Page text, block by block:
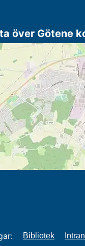
över Götene
Bibliotek